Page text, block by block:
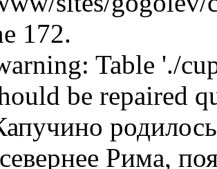
172.
Table './
be repaired
Рима,